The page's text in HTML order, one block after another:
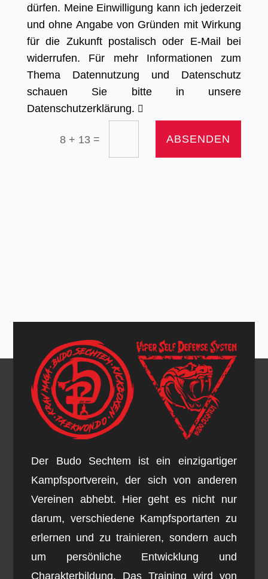
dürfen. Meine Einwilligung kann ich jederzeit
und ohne Angabe von Gründen mit Wirkung
für die Zukunft postalisch oder E-Mail bei
widerrufen. Für mehr Informationen zum
Thema Datennutzung und Datenschutz
schauen Sie bitte in unsere
Datenschutzerklärung.
8 + 13 = ABSENDEN
Der Budo Sechtem ist ein einzigartiger
Kampfsportverein, der sich von anderen
Vereinen abhebt. Hier geht es nicht nur
darum, verschiedene Kampfsportarten zu
erlernen und zu trainieren, sondern auch
um persönliche Entwicklung und
Charakterbildung. Das Training wird von